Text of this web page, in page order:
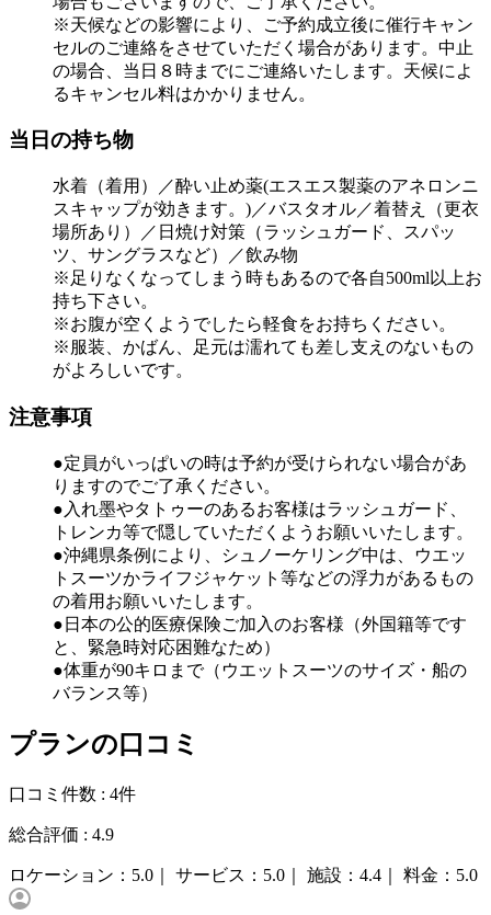
※天候などの影響により、ご予約成立後に催行キャン
セルのご連絡をさせていただく場合があります。中止
の場合、当日８時までにご連絡いたします。天候によ
るキャンセル料はかかりません。
当日の持ち物
水着（着用）／酔い止め薬(エスエス製薬のアネロンニ
スキャップが効きます。)／バスタオル／着替え（更衣
場所あり）／日焼け対策（ラッシュガード、スパッ
ツ、サングラスなど）／飲み物
※足りなくなってしまう時もあるので各自500ml以上お
持ち下さい。
※お腹が空くようでしたら軽食をお持ちください。
※服装、かばん、足元は濡れても差し支えのないもの
がよろしいです。
注意事項
●定員がいっぱいの時は予約が受けられない場合があ
りますのでご了承ください。
●入れ墨やタトゥーのあるお客様はラッシュガード、
トレンカ等で隠していただくようお願いいたします。
●沖縄県条例により、シュノーケリング中は、ウエッ
トスーツかライフジャケット等などの浮力があるもの
の着用お願いいたします。
●日本の公的医療保険ご加入のお客様（外国籍等です
と、緊急時対応困難なため）
●体重が90キロまで（ウエットスーツのサイズ・船の
バランス等）
プランの口コミ
口コミ件数 : 4件
総合評価 : 4.9
ロケーション： 5.0｜ サービス： 5.0｜ 施設： 4.4｜ 料金： 5.0